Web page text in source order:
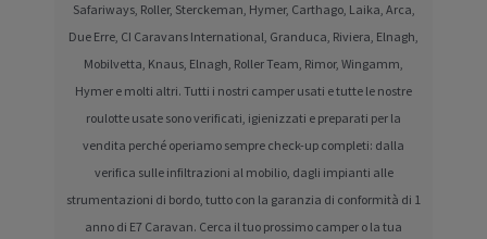
Safariways, Roller, Sterckeman, Hymer, Carthago, Laika, Arca,
Due Erre, CI Caravans International, Granduca, Riviera, Elnagh,
Mobilvetta, Knaus, Elnagh, Roller Team, Rimor, Wingamm,
Hymer e molti altri. Tutti i nostri camper usati e tutte le nostre
roulotte usate sono verificati, igienizzati e preparati per la
vendita perché operiamo sempre check-up completi: dalla
verifica sulle infiltrazioni al mobilio, dagli impianti alle
strumentazioni di bordo, tutto con la garanzia di conformità di 1
anno di E7 Caravan. Cerca il tuo prossimo camper o la tua